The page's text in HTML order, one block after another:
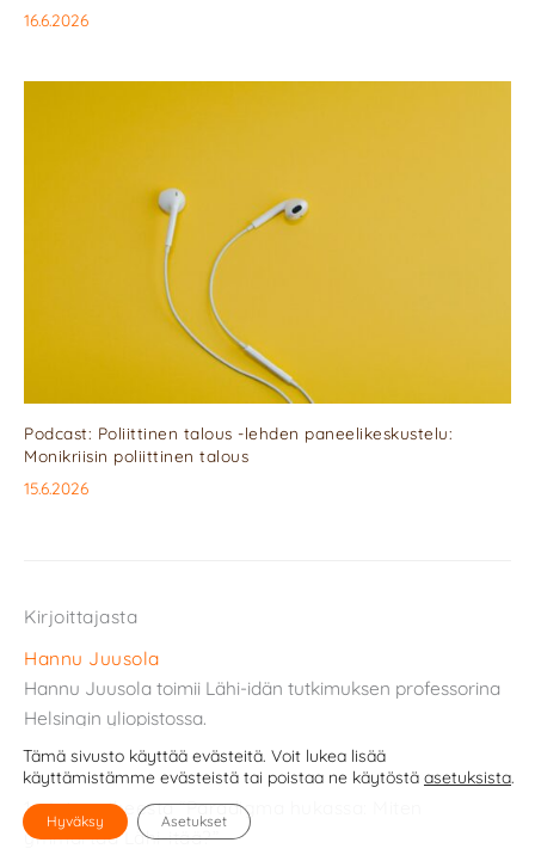
16.6.2026
Podcast: Poliittinen talous -lehden paneelikeskustelu:
Monikriisin poliittinen talous
15.6.2026
Kirjoittajasta
Hannu Juusola
Hannu Juusola toimii Lähi-idän tutkimuksen professorina
Helsingin yliopistossa.
1 ajatus aiheesta “Paradigma hukassa: Miten
ymmärtää Lähi-itää?”
Tämä sivusto käyttää evästeitä. Voit lukea lisää
käyttämistämme evästeistä tai poistaa ne käytöstä asetuksista.
Hyväksy Asetukset